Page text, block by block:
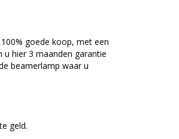
goede koop, met een
u hier 3 maanden garantie
beamerlamp waar u
geld.